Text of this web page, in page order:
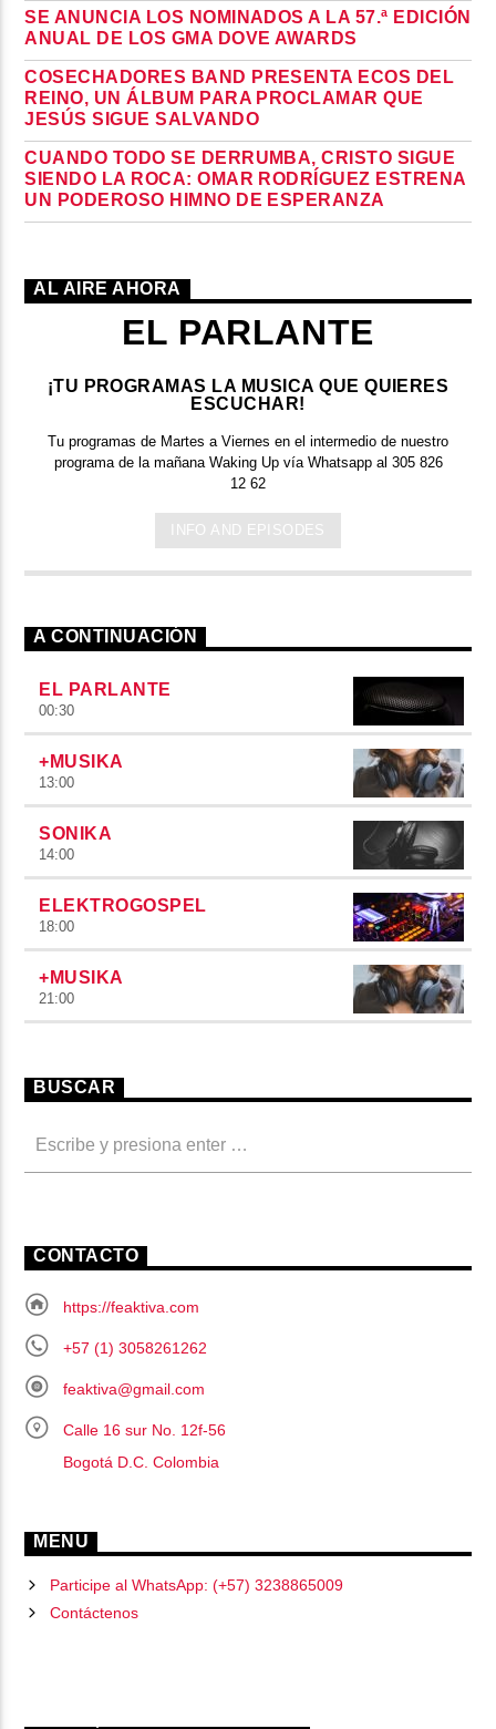
SE ANUNCIA LOS NOMINADOS A LA 57.ª EDICIÓN
ANUAL DE LOS GMA DOVE AWARDS
COSECHADORES BAND PRESENTA ECOS DEL
REINO, UN ÁLBUM PARA PROCLAMAR QUE
JESÚS SIGUE SALVANDO
CUANDO TODO SE DERRUMBA, CRISTO SIGUE
SIENDO LA ROCA: OMAR RODRÍGUEZ ESTRENA
UN PODEROSO HIMNO DE ESPERANZA
AL AIRE AHORA
EL PARLANTE
¡TU PROGRAMAS LA MUSICA QUE QUIERES
ESCUCHAR!
Tu programas de Martes a Viernes en el intermedio de nuestro
programa de la mañana Waking Up vía Whatsapp al 305 826
12 62
INFO AND EPISODES
A CONTINUACIÓN
EL PARLANTE
00:30
+MUSIKA
13:00
SONIKA
14:00
ELEKTROGOSPEL
18:00
+MUSIKA
21:00
BUSCAR
CONTACTO
https://feaktiva.com
+57 (1) 3058261262
feaktiva@gmail.com
Calle 16 sur No. 12f-56
Bogotá D.C. Colombia
MENU
Participe al WhatsApp: (+57) 3238865009
Contáctenos